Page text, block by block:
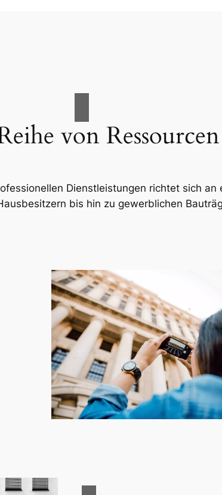
von Ressourcen
Dienstleistungen richtet sich
bis hin zu gewerblichen